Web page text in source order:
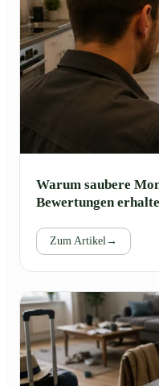
Warum saubere
Bewertungen
Zum Artikel→